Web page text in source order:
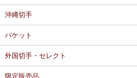
沖縄切手
パケット
外国切手・セレクト
限定販売品